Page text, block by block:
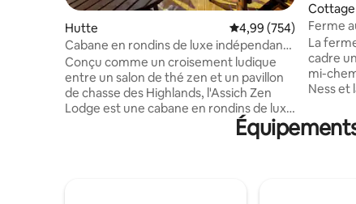
Hutte Évaluation moyenne
4,99 (754)
Cabane en rondins de luxe indépendante
à Assich Zen Lodge
Conçu comme un croisement ludique
entre un salon de thé zen et un pavillon
de chasse des Highlands, l'Assich Zen
Lodge est une cabane en rondins de luxe
avec jardin zen, créée dans l'enceinte -
et en utilisant de nombreuses pierres -
Cottage
Ferme
du Loch
La
cadre
mi-
Ness et
endroit